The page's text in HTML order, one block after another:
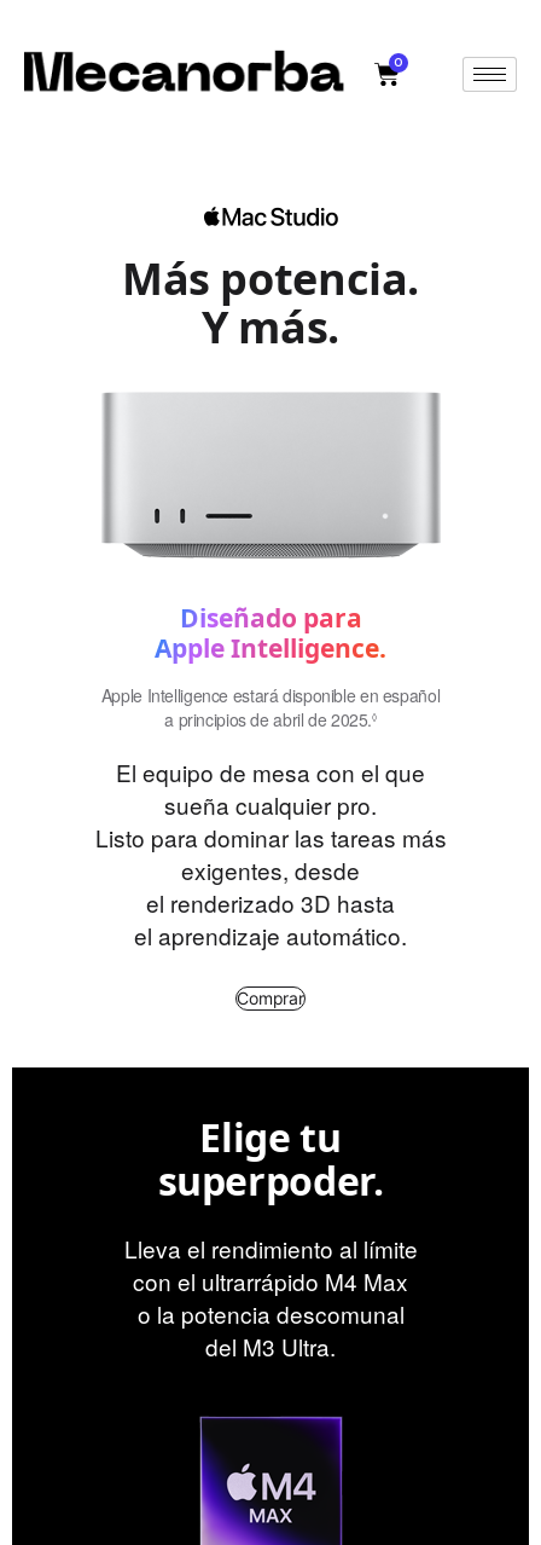
0
Más potencia.
Y más.
Diseñado para
Apple Intelligence.
Apple Intelligence estará disponible en español
a principios de abril de 2025.◊Consulta
legales.
El equipo de mesa con el que
sueña cualquier pro.
Listo para dominar las tareas más
exigentes, desde
el renderizado 3D hasta
el aprendizaje automático.
Comprar
Elige tu
superpoder.
Lleva el rendimiento al límite
con el ultrarrápido M4 Max
o la potencia descomunal
del M3 Ultra.